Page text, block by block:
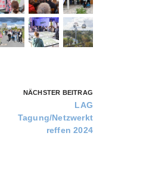
NÄCHSTER BEITRAG
LAG
Tagung/Netzwerkt
reffen 2024